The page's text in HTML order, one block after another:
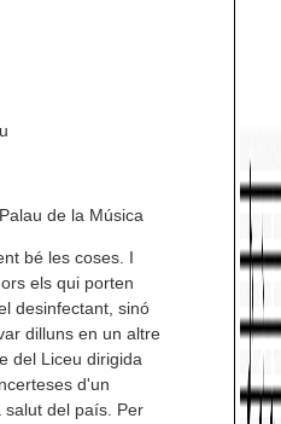
de la Música
bé les coses. I
els qui porten
desinfectant, sinó
dilluns en un altre
del Liceu dirigida
d'un
del país. Per